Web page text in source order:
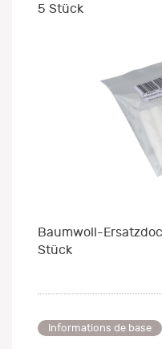
5 Stück
Baumwoll-
Stück
Informations de base